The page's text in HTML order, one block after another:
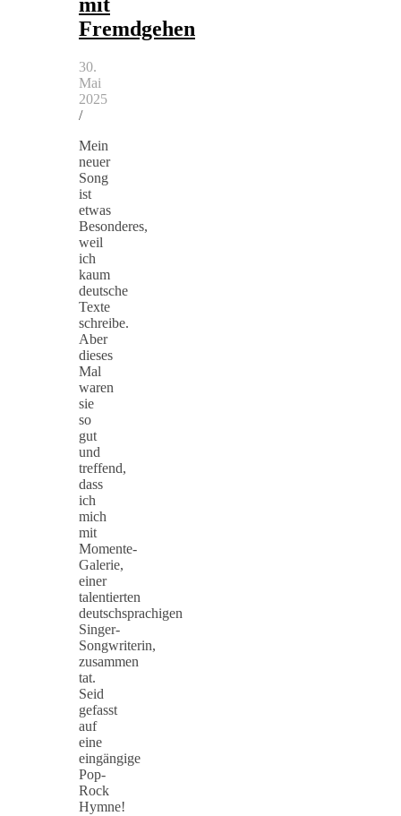
Fremdgehen
30.
Mai
2025
/
Mein
neuer
Song
ist
etwas
Besonderes,
weil
ich
kaum
deutsche
Texte
schreibe.
Aber
dieses
Mal
waren
sie
so
gut
und
treffend,
dass
ich
mich
mit
Momente-
Galerie,
einer
talentierten
deutschsprachigen
Singer-
Songwriterin,
zusammen
tat.
Seid
gefasst
auf
eine
eingängige
Pop-
Rock
Hymne!